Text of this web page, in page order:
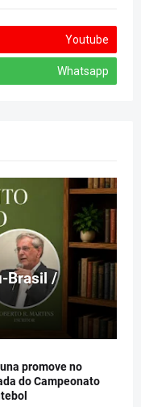
Youtube
Whatsapp
Brasil /
promove no
do Campeonato